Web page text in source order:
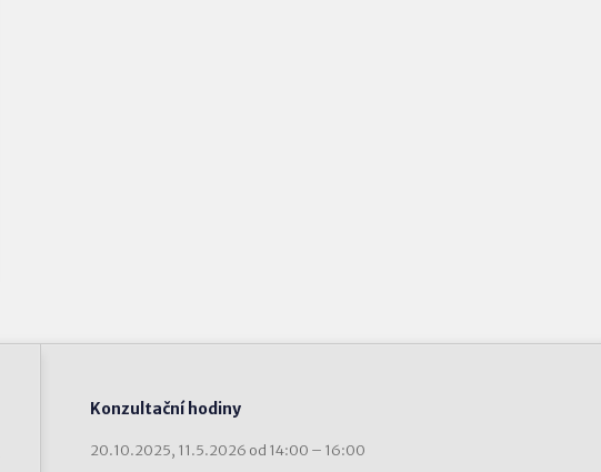
Konzultační hodiny
20.10.2025, 11.5.2026 od 14:00 – 16:00